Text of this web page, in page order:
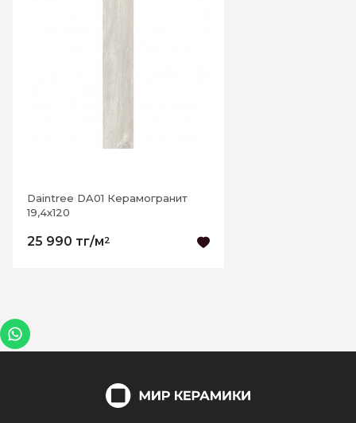
Daintree DA01 Керамогранит
19,4х120
25 990 тг/м2